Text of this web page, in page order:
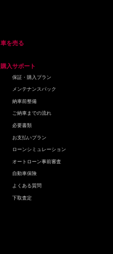
車を売る
購入サポート
保証・購入プラン
メンテナンスパック
納車前整備
ご納車までの流れ
必要書類
お支払いプラン
ローンシミュレーション
オートローン事前審査
自動車保険
よくある質問
下取査定